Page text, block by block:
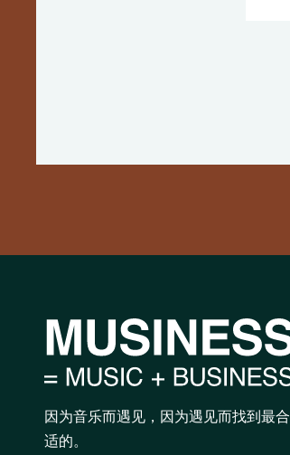
因为音乐而遇见，因为遇见而找到最合
适的。